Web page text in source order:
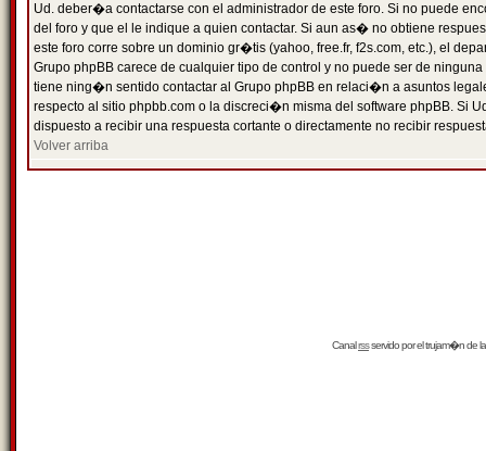
Ud. deber�a contactarse con el administrador de este foro. Si no puede
del foro y que el le indique a quien contactar. Si aun as� no obtiene
este foro corre sobre un dominio gr�tis (yahoo, free.fr, f2s.com, etc.), el
Grupo phpBB carece de cualquier tipo de control y no puede ser de
tiene ning�n sentido contactar al Grupo phpBB en relaci�n a asuntos
respecto al sitio phpbb.com o la discreci�n misma del software phpBB. Si
dispuesto a recibir una respuesta cortante o directamente no recibir
Volver arriba
Canalrssservido por eltrujam�nde